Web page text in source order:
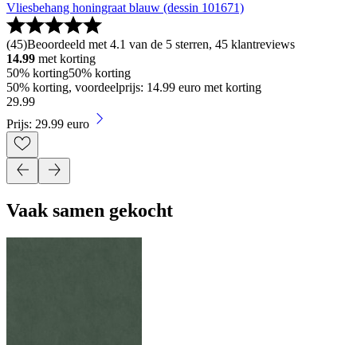
Vliesbehang honingraat blauw (dessin 101671)
(45)Beoordeeld met 4.1 van de 5 sterren, 45 klantreviews
14.99 met korting
50% korting50% korting
50% korting, voordeelprijs: 14.99 euro met korting
29.99
Prijs: 29.99 euro
Vaak samen gekocht